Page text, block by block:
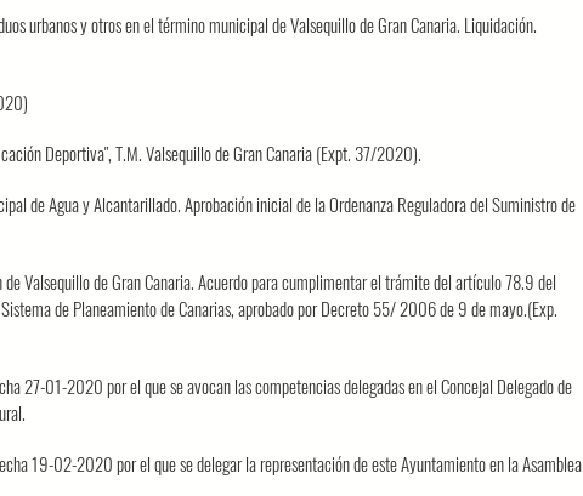
urbanos y otros en el término municipal de Valsequillo de Gran Canaria. Liquidación.
Deportiva", T.M. Valsequillo de Gran Canaria (Expt. 37/2020).
de Agua y Alcantarillado. Aprobación inicial de la Ordenanza Reguladora del Suministro de
Valsequillo de Gran Canaria. Acuerdo para cumplimentar el trámite del artículo 78.9 del
de Planeamiento de Canarias, aprobado por Decreto 55/ 2006 de 9 de mayo.(Exp.
27-01-2020 por el que se avocan las competencias delegadas en el Concejal Delegado de
19-02-2020 por el que se delegar la representación de este Ayuntamiento en la Asamblea